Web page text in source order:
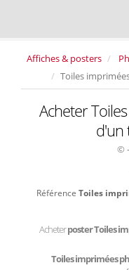
Affiches & posters
Toiles
Acheter
d'un
©
Référence Toiles
Acheterposter Toiles
Toiles imprimées